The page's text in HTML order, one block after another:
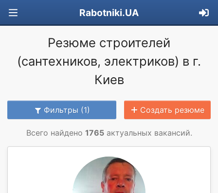
Rabotniki.UA
Резюме строителей
(сантехников, электриков) в г.
Киев
Фильтры (1) Создать резюме
Всего найдено 1765актуальных вакансий.